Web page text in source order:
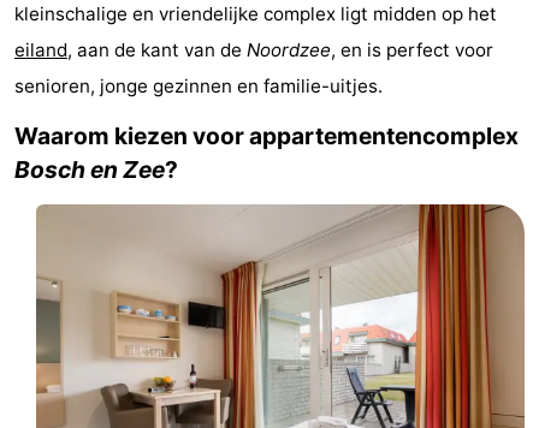
Waal
Oosterend
Natuur
Mooiste
uitkijkpunten
Overnachten
Appartementen
Bosch
en
De
kleinschalige en vriendelijke complex ligt midden op het
eiland, aan de kant van de Noordzee, en is perfect voor
senioren, jonge gezinnen en familie-uitjes.
Waarom kiezen voor appartementencomplex
Bosch en Zee?